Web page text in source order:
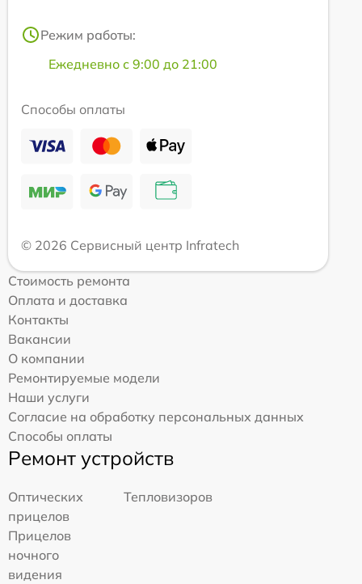
Режим работы:
Ежедневно с 9:00 до 21:00
Способы оплаты
© 2026 Сервисный центр Infratech
Стоимость ремонта
Оплата и доставка
Контакты
Вакансии
О компании
Ремонтируемые модели
Наши услуги
Согласие на обработку персональных данных
Способы оплаты
Ремонт устройств
Оптических
прицелов
Тепловизоров
Прицелов
ночного
видения